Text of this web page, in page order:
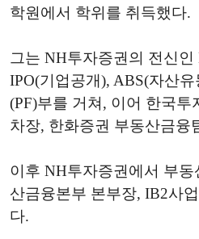
학원에서 학위를 취득했다.
그는 NH투자증권의 전신인
IPO(기업공개), ABS(자산
(PF)부를 거쳐, 이어 한국투
차장, 한화증권 부동산금융
이후 NH투자증권에서 부
산금융본부 본부장, IB2사
다.